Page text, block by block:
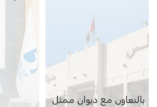
بالتعاون مع ديوان ممثل